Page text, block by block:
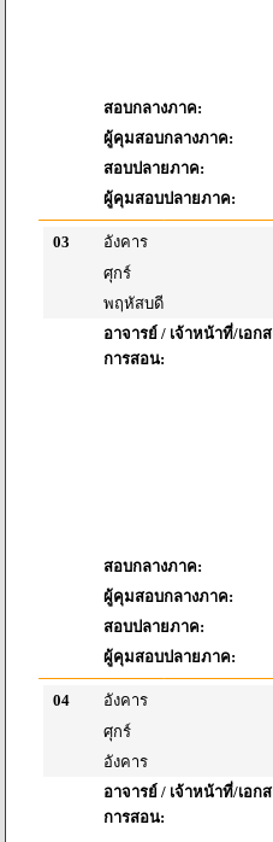
สอบกลางภาค:
ผู้คุมสอบกลางภาค:
สอบปลายภาค:
ผู้คุมสอบปลายภาค:
03
อังคาร
ศุกร์
พฤหัสบดี
อาจารย์ / เจ้าหน้าที่/เอก
การสอน:
สอบกลางภาค:
ผู้คุมสอบกลางภาค:
สอบปลายภาค:
ผู้คุมสอบปลายภาค:
04
อังคาร
ศุกร์
อังคาร
อาจารย์ / เจ้าหน้าที่/เอก
การสอน: